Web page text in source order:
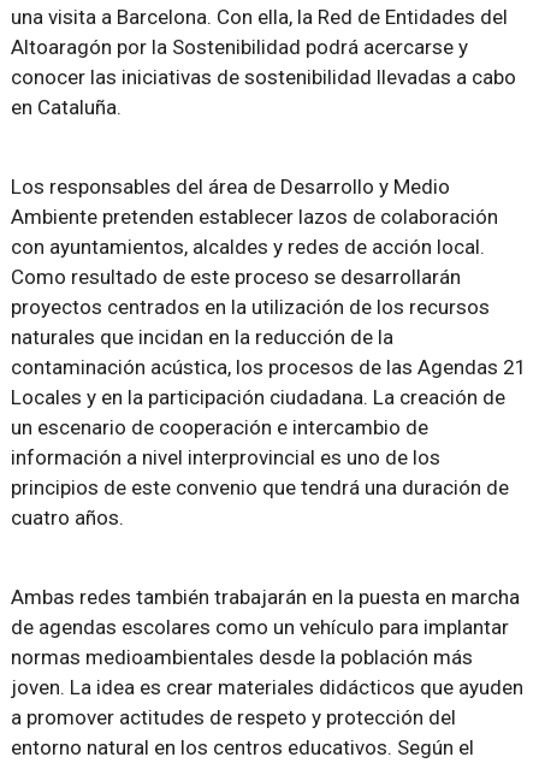
una visita a Barcelona. Con ella, la Red de Entidades del
Altoaragón por la Sostenibilidad podrá acercarse y
conocer las iniciativas de sostenibilidad llevadas a cabo
en Cataluña.
Los responsables del área de Desarrollo y Medio
Ambiente pretenden establecer lazos de colaboración
con ayuntamientos, alcaldes y redes de acción local.
Como resultado de este proceso se desarrollarán
proyectos centrados en la utilización de los recursos
naturales que incidan en la reducción de la
contaminación acústica, los procesos de las Agendas 21
Locales y en la participación ciudadana. La creación de
un escenario de cooperación e intercambio de
información a nivel interprovincial es uno de los
principios de este convenio que tendrá una duración de
cuatro años.
Ambas redes también trabajarán en la puesta en marcha
de agendas escolares como un vehículo para implantar
normas medioambientales desde la población más
joven. La idea es crear materiales didácticos que ayuden
a promover actitudes de respeto y protección del
entorno natural en los centros educativos. Según el